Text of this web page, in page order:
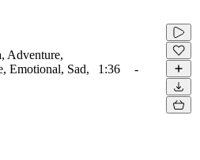
Adventure,
Emotional, Sad,
1:36 -